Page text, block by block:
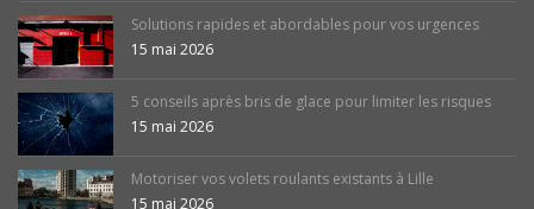
Solutions rapides et abordables pour vos urgences
15 mai 2026
5 conseils après bris de glace pour limiter les risques
15 mai 2026
Motoriser vos volets roulants existants à Lille
15 mai 2026